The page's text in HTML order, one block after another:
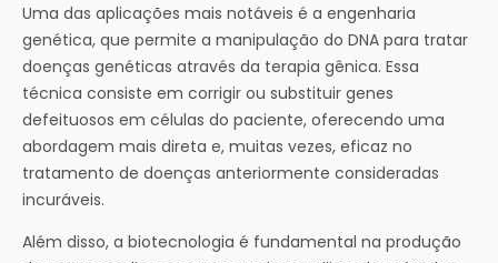
Uma das aplicações mais notáveis é a engenharia
genética, que permite a manipulação do DNA para tratar
doenças genéticas através da terapia gênica. Essa
técnica consiste em corrigir ou substituir genes
defeituosos em células do paciente, oferecendo uma
abordagem mais direta e, muitas vezes, eficaz no
tratamento de doenças anteriormente consideradas
incuráveis.
Além disso, a biotecnologia é fundamental na produção